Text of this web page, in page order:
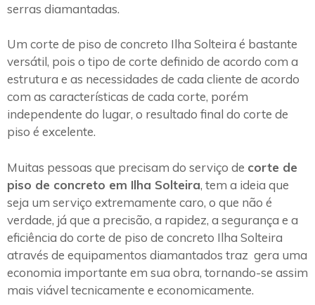
serras diamantadas.
Um corte de piso de concreto Ilha Solteira é bastante
versátil, pois o tipo de corte definido de acordo com a
estrutura e as necessidades de cada cliente de acordo
com as características de cada corte, porém
independente do lugar, o resultado final do corte de
piso é excelente.
Muitas pessoas que precisam do serviço de corte de
piso de concreto em Ilha Solteira, tem a ideia que
seja um serviço extremamente caro, o que não é
verdade, já que a precisão, a rapidez, a segurança e a
eficiência do corte de piso de concreto Ilha Solteira
através de equipamentos diamantados traz gera uma
economia importante em sua obra, tornando-se assim
mais viável tecnicamente e economicamente.